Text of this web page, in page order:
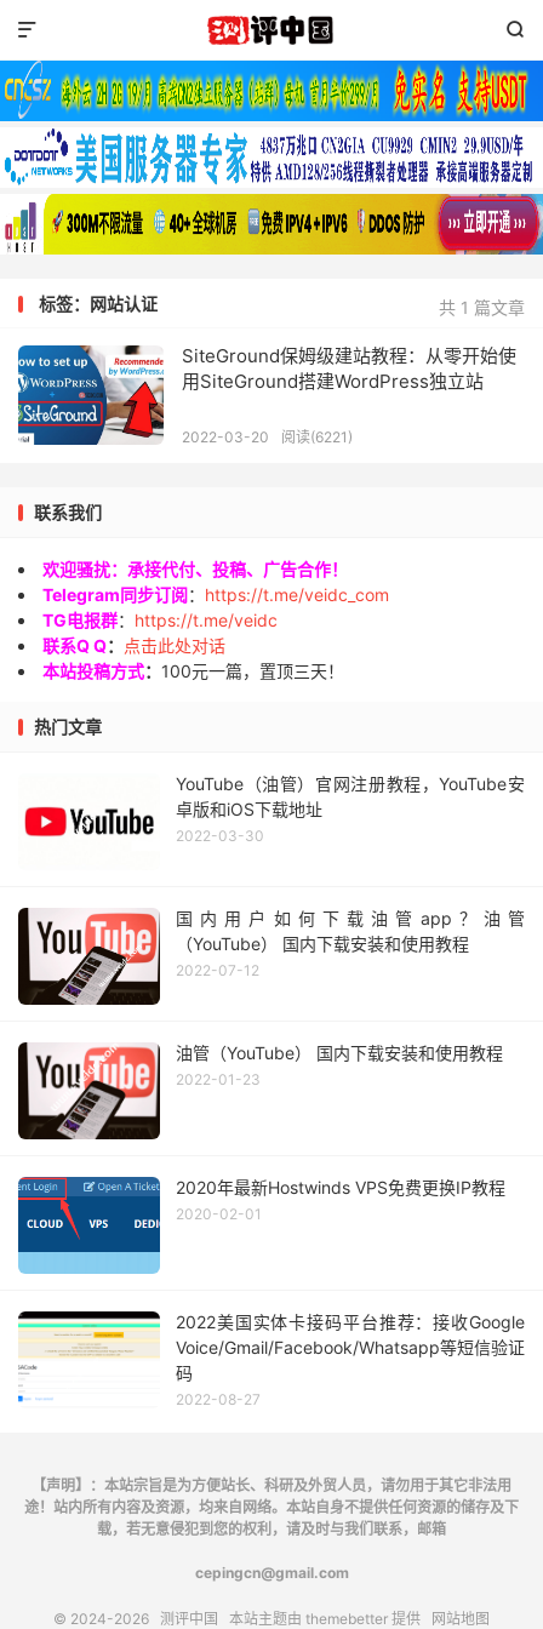


共 1 篇文章
标签：网站认证
SiteGround保姆级建站教程：从零开始使
用SiteGround搭建WordPress独立站
2022-03-20 阅读(6221)
联系我们
欢迎骚扰：承接代付、投稿、广告合作！
Telegram同步订阅： https://t.me/veidc_com
TG电报群： https://t.me/veidc
联系Q Q：
点击此处对话
本站投稿方式： 100元一篇，置顶三天！
热门文章
YouTube（油管）官网注册教程，YouTube安
卓版和iOS下载地址
2022-03-30
国内用户如何下载油管app？油管
（YouTube） 国内下载安装和使用教程
2022-07-12
油管（YouTube） 国内下载安装和使用教程
2022-01-23
2020年最新Hostwinds VPS免费更换IP教程
2020-02-01
2022美国实体卡接码平台推荐：接收Google
Voice/Gmail/Facebook/Whatsapp等短信验证
码
2022-08-27
【声明】：本站宗旨是为方便站长、科研及外贸人员，请勿用于其它非法用
途！站内所有内容及资源，均来自网络。本站自身不提供任何资源的储存及下
载，若无意侵犯到您的权利，请及时与我们联系，邮箱
cepingcn@gmail.com
© 2024-2026 测评中国 本站主题由 themebetter 提供 网站地图